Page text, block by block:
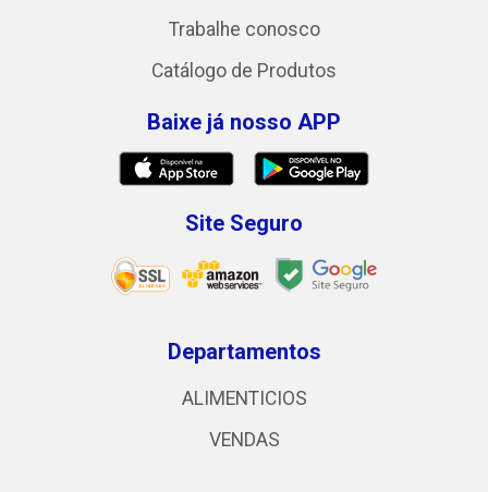
Trabalhe conosco
Catálogo de Produtos
Baixe já nosso APP
Site Seguro
Departamentos
ALIMENTICIOS
VENDAS